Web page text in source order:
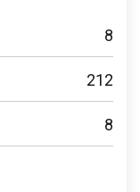
8
212
8